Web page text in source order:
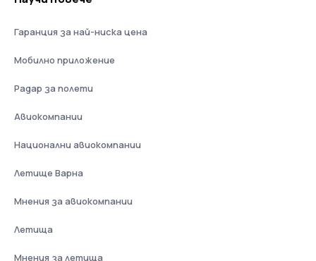
Гаранция за най-ниска цена
Мобилно приложение
Радар за полети
Авиокомпании
Национални авиокомпании
Летище Варна
Мнения за авиокомпании
Летища
Мнения за летища